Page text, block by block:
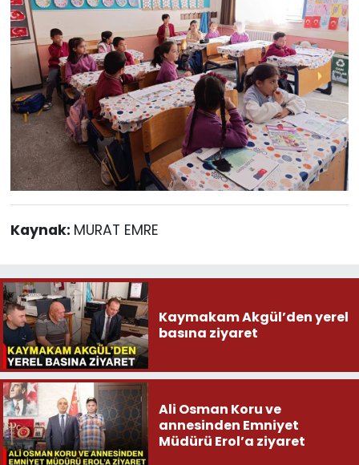
Kaynak: MURAT EMRE
Kaymakam Akgül’den yerel
basına ziyaret
Ali Osman Koru ve
annesinden Emniyet
Müdürü Erol’a ziyaret